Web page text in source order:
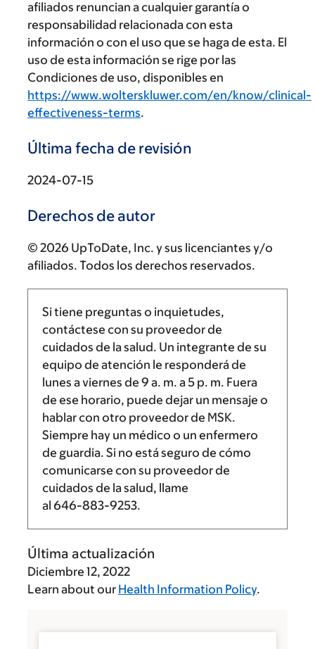
afiliados renuncian a cualquier garantía o
responsabilidad relacionada con esta
información o con el uso que se haga de esta. El
uso de esta información se rige por las
Condiciones de uso, disponibles en
https://www.wolterskluwer.com/en/know/clinical-
effectiveness-terms.
Última fecha de revisión
2024-07-15
Derechos de autor
© 2026 UpToDate, Inc. y sus licenciantes y/o
afiliados. Todos los derechos reservados.
Si tiene preguntas o inquietudes,
contáctese con su proveedor de
cuidados de la salud. Un integrante de su
equipo de atención le responderá de
lunes a viernes de 9 a. m. a5 p. m. Fuera
de ese horario, puede dejar un mensaje o
hablar con otro proveedor de MSK.
Siempre hay un médico o un enfermero
de guardia. Si no está seguro de cómo
comunicarse con su proveedor de
cuidados de la salud, llame
al 646-883-9253.
Última actualización
Diciembre 12, 2022
Learn about our Health Information Policy.